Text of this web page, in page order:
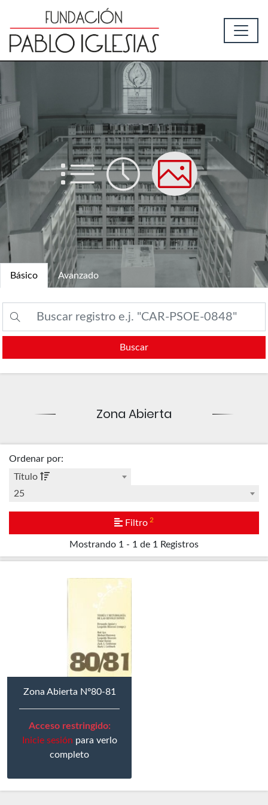
List Time Picture
Básico Avanzado
Buscar
Zona Abierta
Mostrando 1 - 1 de 1 Registros
Ordenar por:
Título
25
Filtro 2
Zona Abierta Nº80-81
Acceso restringido:
Inicie sesión para verlo
completo